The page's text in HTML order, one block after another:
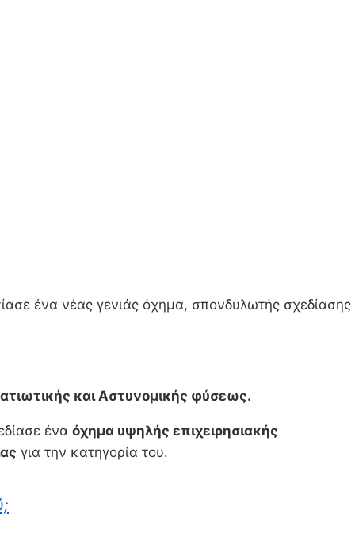
ένα νέας γενιάς όχημα, σπονδυλωτής σχεδίασης
και Αστυνομικής φύσεως.
ένα όχημα υψηλής επιχειρησιακής
για την κατηγορία του.